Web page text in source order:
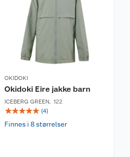
OKIDOKI
Okidoki Eire jakke barn
ICEBERG GREEN, 122
☆☆☆☆☆ (4)
Finnes i 8 størrelser